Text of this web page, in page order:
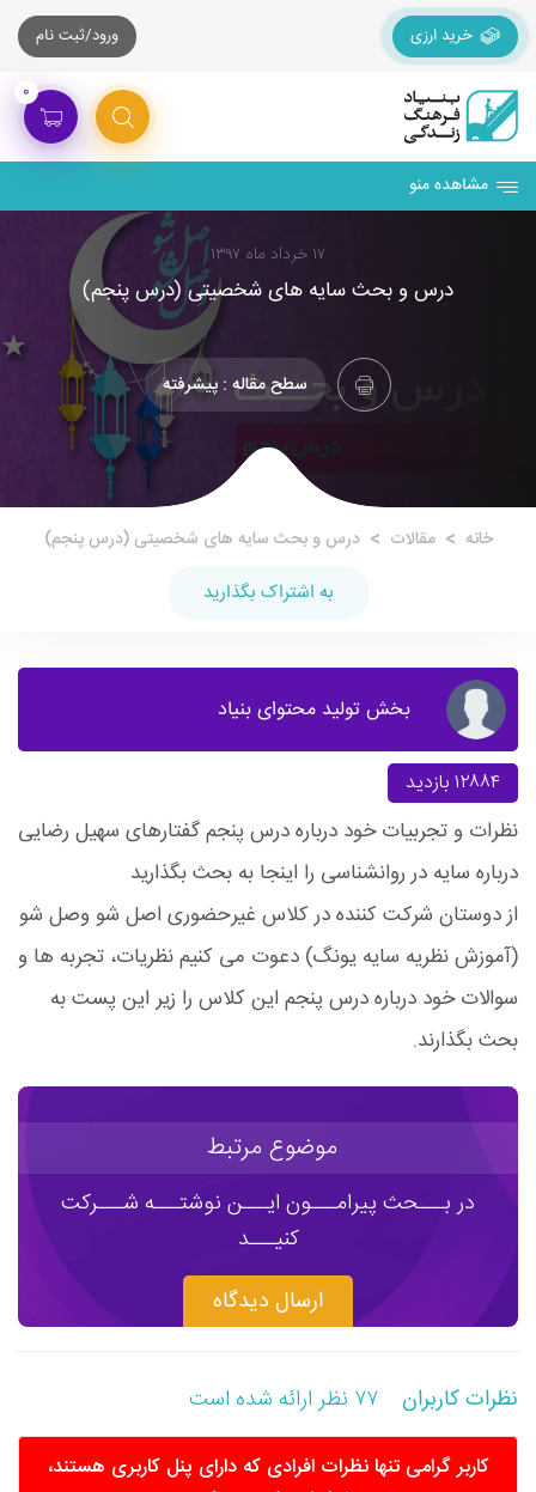
خرید ارزی ورود/ثبت نام
۰
مشاهده منو
۱۷ خرداد ماه ۱۳۹۷
درس و بحث سایه های شخصیتی (درس پنجم)
سطح مقاله : پیشرفته
خانه مقالات درس و بحث سایه های شخصیتی (درس پنجم)
به اشتراک بگذارید
بخش تولید محتوای بنیاد
۱۲۸۸۴ بازدید
نظرات و تجربیات خود درباره درس پنجم گفتارهای سهیل رضایی
درباره سایه در روانشناسی را اینجا به بحث بگذارید
از دوستان شرکت کننده در کلاس غیرحضوری اصل شو وصل شو
(آموزش نظریه سایه یونگ) دعوت می کنیم نظریات، تجربه ها و
سوالات خود درباره درس پنجم این کلاس را زیر این پست به
بحث بگذارند.
موضوع مرتبط
در بـــحث پیرامـــون ایـــن نوشتـــه شـــرکت
کنیـــد
ارسال دیدگاه
نظرات کاربران ۷۷ نظر ارائه شده است
کاربر گرامی تنها نظرات افرادی که دارای پنل کاربری هستند،